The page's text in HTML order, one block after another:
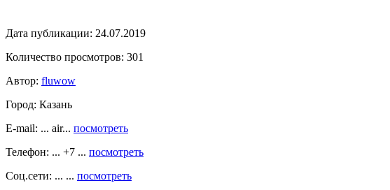
Дата публикации: 24.07.2019
Количество просмотров: 301
Автор: fluwow
Город: Казань
E-mail: ... air... посмотреть
Телефон: ... +7 ... посмотреть
Соц.сети: ... ... посмотреть